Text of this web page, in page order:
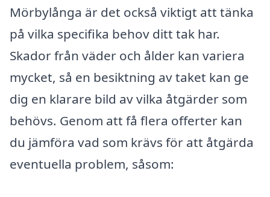
Mörbylånga är det också viktigt att tänka
på vilka specifika behov ditt tak har.
Skador från väder och ålder kan variera
mycket, så en besiktning av taket kan ge
dig en klarare bild av vilka åtgärder som
behövs. Genom att få flera offerter kan
du jämföra vad som krävs för att åtgärda
eventuella problem, såsom: